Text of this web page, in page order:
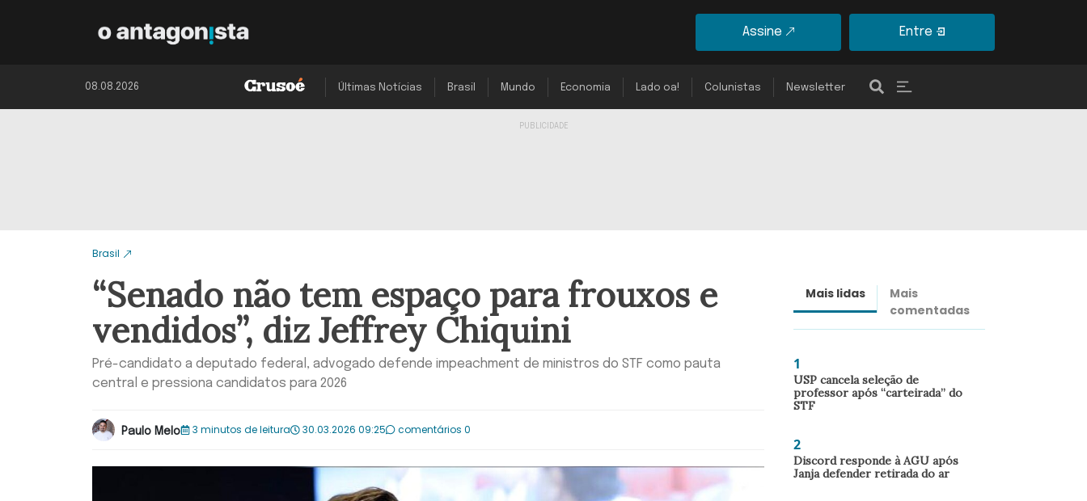
Assine Entre
08.08.2026 Últimas Notícias Brasil Mundo Economia Lado oa! Colunistas Newsletter
Brasil
“Senado não tem espaço para frouxos e
vendidos”, diz Jeffrey Chiquini
Pré-candidato a deputado federal, advogado defende impeachment de ministros do STF como pauta
central e pressiona candidatos para 2026
Paulo Melo 3 minutos de leitura 30.03.2026 09:25 comentários 0
Mais lidas
Mais
comentadas
1
USP cancela seleção de
professor após “carteirada” do
STF
2
Discord responde à AGU após
Janja defender retirada do ar